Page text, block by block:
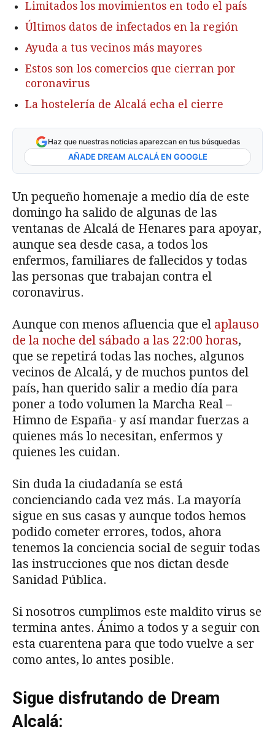
Limitados los movimientos en todo el país
Últimos datos de infectados en la región
Ayuda a tus vecinos más mayores
Estos son los comercios que cierran por
coronavirus
La hostelería de Alcalá echa el cierre
Haz que nuestras noticias aparezcan en tus búsquedas
AÑADE DREAM ALCALÁ EN GOOGLE
Un pequeño homenaje a medio día de este
domingo ha salido de algunas de las
ventanas de Alcalá de Henares para apoyar,
aunque sea desde casa, a todos los
enfermos, familiares de fallecidos y todas
las personas que trabajan contra el
coronavirus.
Aunque con menos afluencia que el aplauso
de la noche del sábado a las 22:00 horas,
que se repetirá todas las noches, algunos
vecinos de Alcalá, y de muchos puntos del
país, han querido salir a medio día para
poner a todo volumen la Marcha Real –
Himno de España- y así mandar fuerzas a
quienes más lo necesitan, enfermos y
quienes les cuidan.
Sin duda la ciudadanía se está
concienciando cada vez más. La mayoría
sigue en sus casas y aunque todos hemos
podido cometer errores, todos, ahora
tenemos la conciencia social de seguir todas
las instrucciones que nos dictan desde
Sanidad Pública.
Si nosotros cumplimos este maldito virus se
termina antes. Ánimo a todos y a seguir con
esta cuarentena para que todo vuelve a ser
como antes, lo antes posible.
Sigue disfrutando de Dream
Alcalá: